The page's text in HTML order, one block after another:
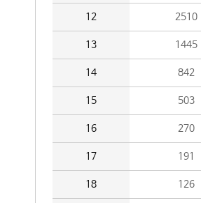
12 2510
13 1445
14 842
15 503
16 270
17 191
18 126